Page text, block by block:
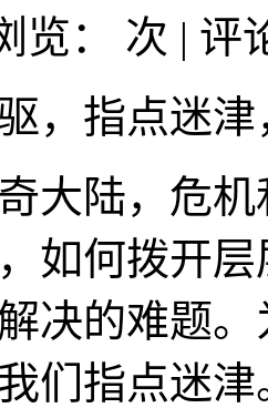
览：
次 | 评
，指点迷
大陆，危
如何拨开
决的难题
们指点迷津